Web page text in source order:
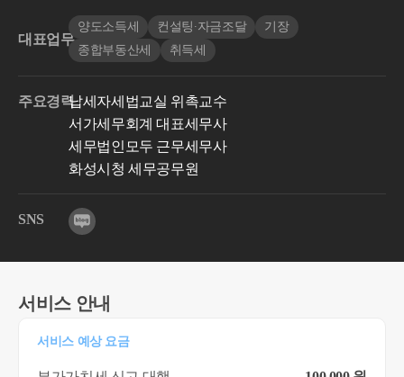
대표업무
양도소득세 컨설팅∙자금조달
기장
종합부동산세
취득세
주요경력납세자세법교실 위촉교수
서가세무회계 대표세무사
세무법인모두 근무세무사
화성시청 세무공무원
SNS
서비스 안내
서비스 예상 요금